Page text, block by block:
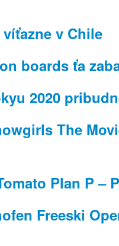
v Chile
boards ťa
2020
The
Plan P –
Freeski